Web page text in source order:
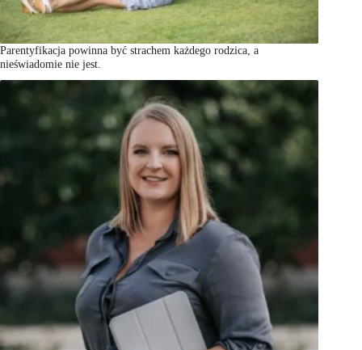
Parentyfikacja powinna być strachem każdego rodzica, a
nieświadomie nie jest.